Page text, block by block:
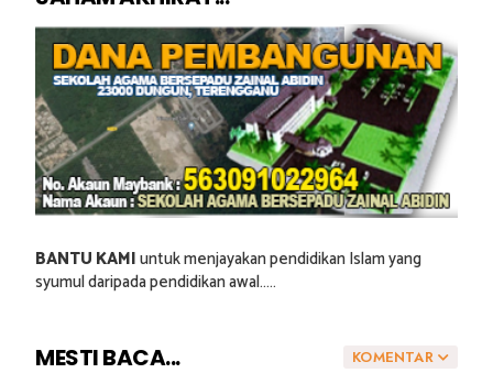
BANTU KAMIuntuk menjayakan pendidikan Islam yang
syumul daripada pendidikan awal.....
KOMENTAR
MESTI BACA...